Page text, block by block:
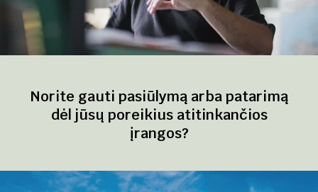
Norite gauti pasiūlymą arba patarimą
dėl jūsų poreikius atitinkančios
įrangos?